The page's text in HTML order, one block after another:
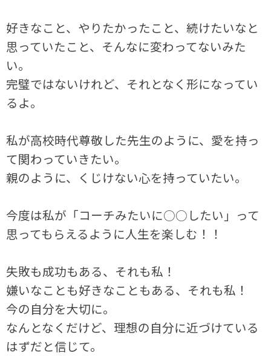
好きなこと、やりたかったこと、続けたいなと
思っていたこと、そんなに変わってないみた
い。
完璧ではないけれど、それとなく形になってい
るよ。
私が高校時代尊敬した先生のように、愛を持っ
て関わっていきたい。
親のように、くじけない心を持っていたい。
今度は私が「コーチみたいに○○したい」って
思ってもらえるように人生を楽しむ！！
失敗も成功もある、それも私！
嫌いなことも好きなこともある、それも私！
今の自分を大切に。
なんとなくだけど、理想の自分に近づけている
はずだと信じて。